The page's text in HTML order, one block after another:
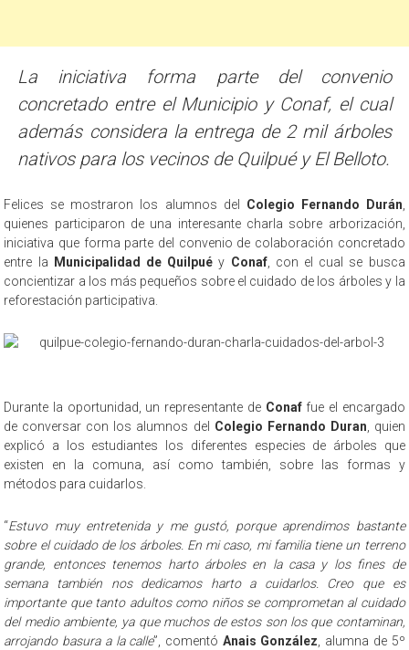
La iniciativa forma parte del convenio
concretado entre el Municipio y Conaf, el cual
además considera la entrega de 2 mil árboles
nativos para los vecinos de Quilpué y El Belloto.
Felices se mostraron los alumnos del Colegio Fernando Durán
quienes participaron de una interesante charla sobre arborización,
iniciativa que forma parte del convenio de colaboración concretado
entre la
Municipalidad de Quilpué y Conaf, con el cual se busca
concientizar a los más pequeños sobre el cuidado de los árboles y la
reforestación participativa.
Durante la oportunidad, un representante de Conaffue el encargado
de conversar con los alumnos del Colegio Fernando Duran , quien
explicó a los estudiantes los diferentes especies de árboles que
existen en la comuna, así como también, sobre las formas y
métodos para cuidarlos.
“Estuvo muy entretenida y me gustó, porque aprendimos bastante
sobre el cuidado de los árboles. En mi caso, mi familia tiene un terreno
grande, entonces tenemos harto árboles en la casa y los fines de
semana también nos dedicamos harto a cuidarlos. Creo que es
importante que tanto adultos como niños se comprometan al cuidado
del medio ambiente, ya que muchos de estos son los que contaminan,
arrojando basura a la calle”, comentó Anais González , alumna de 5º